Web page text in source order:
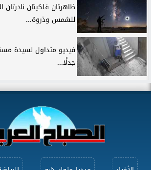
ظاهرتان فلكيتان
للشمس وذروة...
فيديو متداول لسيدة
جدلًا...